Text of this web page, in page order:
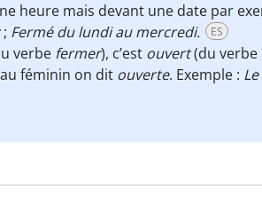
heure mais devant une date par
; Fermé du lundi au mercredi. ES
verbe fermer), c’est ouvert(du verbe
féminin on dit ouverte. Exemple :